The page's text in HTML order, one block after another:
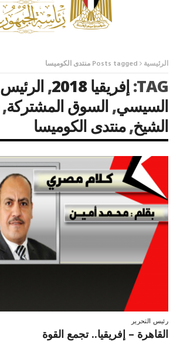
الرئيسية Posts tagged منتدى الكوميسا
TAG: إفريقيا 2018 ,الرئيس
السيسي,السوق المشتركة,
الشيخ,منتدى الكوميسا
رئيس التحرير
القاهرة – إفريقيا.. تجمع القوة